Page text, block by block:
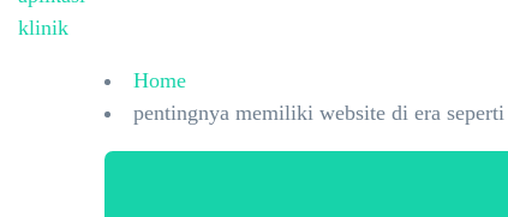
Home
pentingnya memiliki website di era